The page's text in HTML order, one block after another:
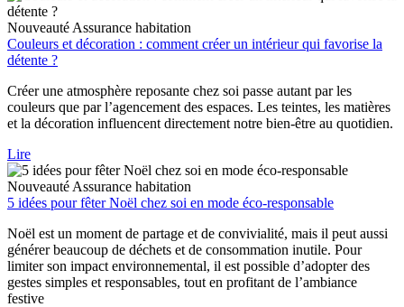
Nouveauté Assurance habitation
Couleurs et décoration : comment créer un intérieur qui favorise la
détente ?
Créer une atmosphère reposante chez soi passe autant par les
couleurs que par l’agencement des espaces. Les teintes, les matières
et la décoration influencent directement notre bien-être au quotidien.
Lire
Nouveauté Assurance habitation
5 idées pour fêter Noël chez soi en mode éco-responsable
Noël est un moment de partage et de convivialité, mais il peut aussi
générer beaucoup de déchets et de consommation inutile. Pour
limiter son impact environnemental, il est possible d’adopter des
gestes simples et responsables, tout en profitant de l’ambiance
festive